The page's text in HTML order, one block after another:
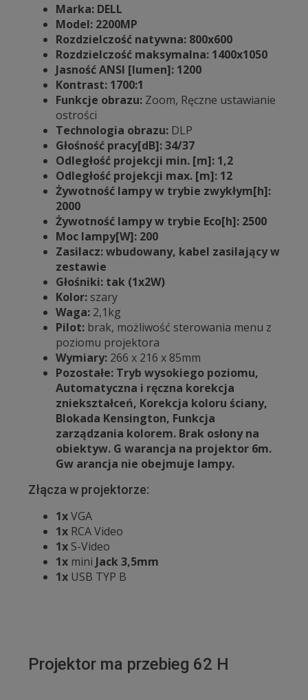
Marka: DELL
Model: 2200MP
Rozdzielczość natywna: 800x600
Rozdzielczość maksymalna: 1400x1050
Jasność ANSI [lumen]: 1200
Kontrast: 1700:1
Funkcje obrazu: Zoom, Ręczne ustawianie
ostrości
Technologia obrazu: DLP
Głośność pracy[dB]:34/37
Odległość projekcji min. [m]: 1,2
Odległość projekcji max. [m]: 12
Żywotność lampy w trybie zwykłym[h]:
2000
Żywotność lampy w trybie Eco[h]: 2500
Moc lampy[W]: 200
Zasilacz: wbudowany, kabel zasilający w
zestawie
Głośniki: tak (1x2W)
Kolor: szary
Waga: 2,1kg
Pilot: brak, możliwość sterowania menu z
poziomu projektora
Wymiary: 266 x 216 x 85mm
Pozostałe: Tryb wysokiego poziomu,
Automatyczna i ręczna korekcja
zniekształceń, Korekcja koloru ściany,
Blokada Kensington, Funkcja
zarządzania kolorem. Brak osłony na
obiektyw. G warancja na projektor 6m.
Gw arancja nie obejmuje lampy.
Złącza w projektorze:
1xVGA
1x RCA Video
1x S-Video
1x mini Jack 3,5mm
1x USB TYP B
Projektor ma przebieg 62 H